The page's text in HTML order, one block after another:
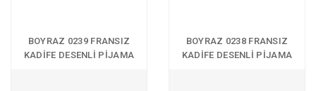
BOYRAZ 0239 FRANSIZ
KADİFE DESENLİ PİJAMA
BOYRAZ 0238 FRANSIZ
KADİFE DESENLİ PİJAMA